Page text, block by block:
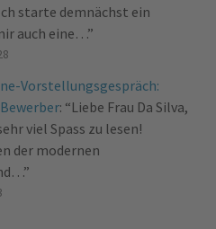
starte demnächst ein
auch eine… ”
Vorstellungsgespräch:
: “Liebe Frau Da Silva,
viel Spass zu lesen!
der modernen
”